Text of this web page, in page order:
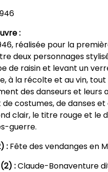
:
réalisée pour la
deux personnages
de raisin et levant un
à la récolte et au vin,
des danseurs et leurs
costumes, de danses
clair, le titre rouge et le
guerre.
: Fête des vendanges en
:Claude-Bonaventure